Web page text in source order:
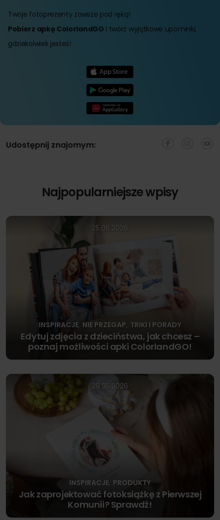
Twoje fotoprezenty zawsze pod ręką!
Pobierz apkę ColorlandGO i twórz wyjątkowe upominki,
gdziekolwiek jesteś!
Udostępnij znajomym:
Najpopularniejsze wpisy
25.06.2026
INSPIRACJE, NIE PRZEGAP, TRIKI I PORADY
Edytuj zdjęcia z dzieciństwa, jak chcesz –
poznaj możliwości apki ColorlandGO!
29.05.2026
INSPIRACJE, PRODUKTY
Jak zaprojektować fotoksiążkę z Pierwszej
Komunii? Sprawdź!